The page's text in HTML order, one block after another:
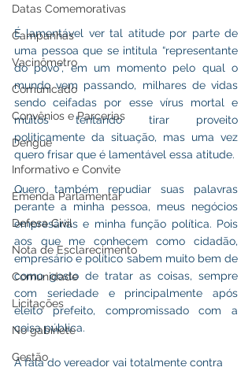
Datas Comemorativas
Campanhas
Vacinômetro
Comunicado
Convênios e Parcerias
Dengue
Informativo e Convite
Emenda Parlamentar
Defesa Civil
Nota de Esclarecimento
Comunidade
Licitações
No gabinete
Gestão
É lamentável ver tal atitude por parte de
uma pessoa que se intitula “representante
do povo”, em um momento pelo qual o
mundo vem passando, milhares de vidas
sendo ceifadas por esse vírus mortal e
muitos tentando tirar proveito
politicamente da situação, mas uma vez
quero frisar que é lamentável essa atitude.
Quero também repudiar suas palavras
perante a minha pessoa, meus negócios
empresárias e minha função política. Pois
aos que me conhecem como cidadão,
empresário e político sabem muito bem de
como gosto de tratar as coisas, sempre
com seriedade e principalmente após
eleito prefeito, compromissado com a
coisa pública.
A fala do vereador vai totalmente contra